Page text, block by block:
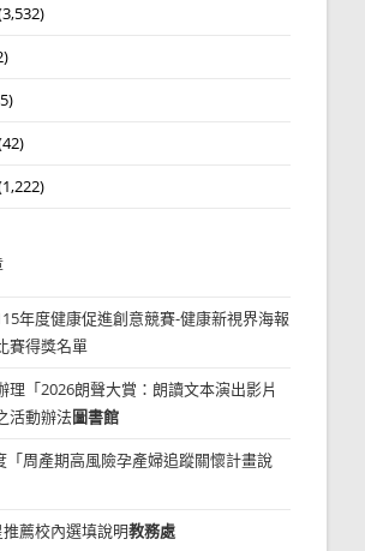
年度健康促進創意競賽-健康新視界海報
賽得獎名單
理「2026朗聲大賞：朗讀文本演出影片
活動辦法圖書館
「周產期高風險孕產婦追蹤關懷計畫說
推薦校內選填說明教務處